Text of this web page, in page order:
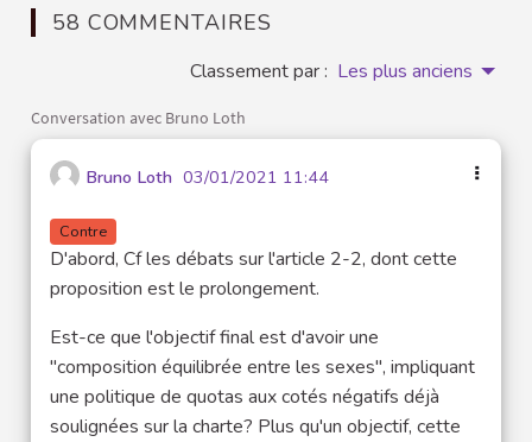
58 COMMENTAIRES
Classement par : Les plus anciens
Conversation avec Bruno Loth
Bruno Loth 03/01/2021 11:44
Contre
D'abord, Cf les débats sur l'article 2-2, dont cette
proposition est le prolongement.
Est-ce que l'objectif final est d'avoir une
"composition équilibrée entre les sexes", impliquant
une politique de quotas aux cotés négatifs déjà
soulignées sur la charte? Plus qu'un objectif, cette